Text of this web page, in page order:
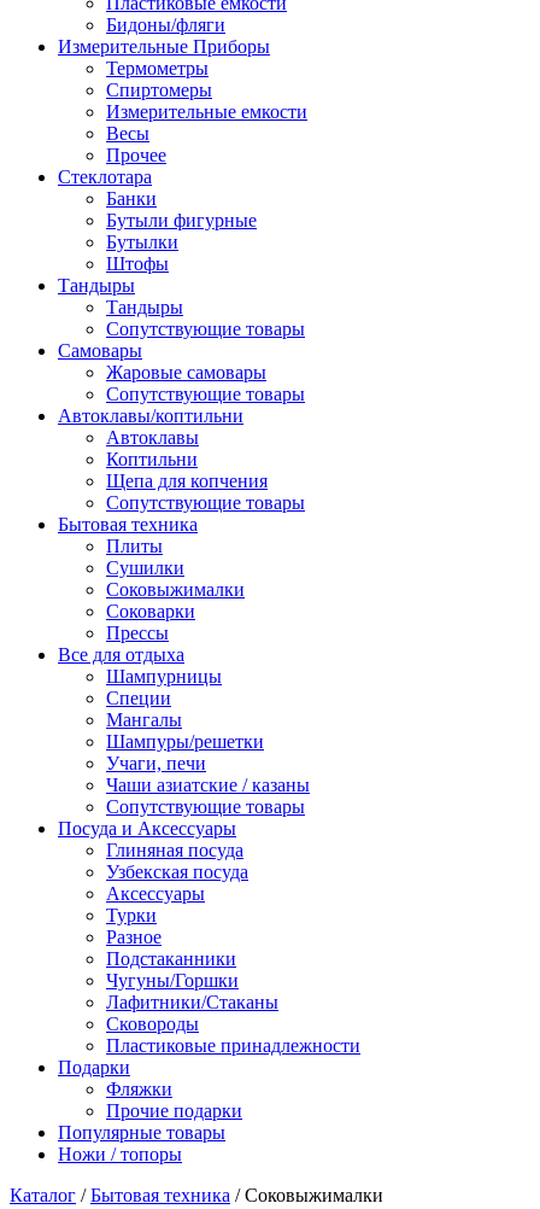
Бидоны/фляги
Измерительные Приборы
Термометры
Спиртомеры
Измерительные емкости
Весы
Прочее
Стеклотара
Банки
Бутыли фигурные
Бутылки
Штофы
Тандыры
Тандыры
Сопутствующие товары
Самовары
Жаровые самовары
Сопутствующие товары
Автоклавы/коптильни
Автоклавы
Коптильни
Щепа для копчения
Сопутствующие товары
Бытовая техника
Плиты
Сушилки
Соковыжималки
Соковарки
Прессы
Все для отдыха
Шампурницы
Специи
Мангалы
Шампуры/решетки
Учаги, печи
Чаши азиатские / казаны
Сопутствующие товары
Посуда и Аксессуары
Глиняная посуда
Узбекская посуда
Аксессуары
Турки
Разное
Подстаканники
Чугуны/Горшки
Лафитники/Стаканы
Сковороды
Пластиковые принадлежности
Подарки
Фляжки
Прочие подарки
Популярные товары
Ножи / топоры
Каталог /Бытовая техника / Соковыжималки